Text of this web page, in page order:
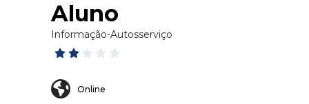
Aluno
Informação-Autosserviço
Online